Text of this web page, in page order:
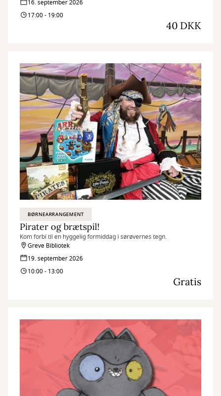
og hvilke konsekvenser de har fået.
16. september 2026
17:00 - 19:00
40 DKK
BØRNEARRANGEMENT
Pirater og brætspil!
Kom forbi til en hyggelig formiddag i sørøvernes tegn.
Greve Bibliotek
19. september 2026
10:00 - 13:00
Gratis